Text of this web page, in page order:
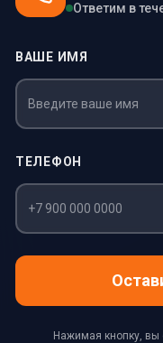
Ответим в
ВАШЕ ИМЯ
ТЕЛЕФОН
Нажимая кнопку, вы